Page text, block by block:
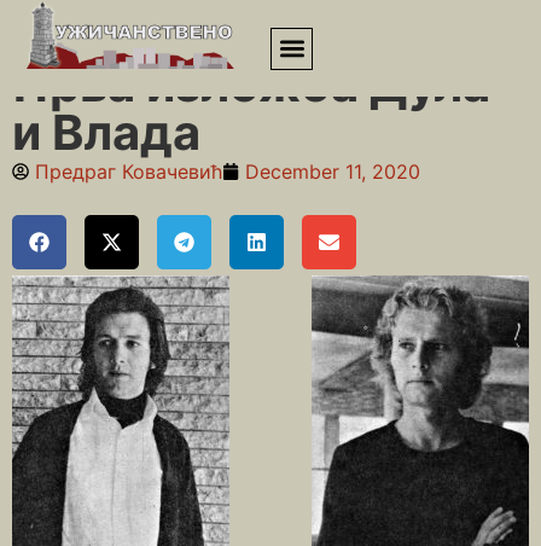
Почетна»Уметници»Прва изложба Дула и Влада
Прва изложба Дула
и Влада
Предраг Ковачевић December 11, 2020